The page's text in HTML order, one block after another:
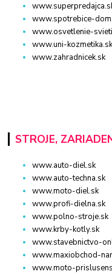
www.spotrebice-
www.osvetlenie-
www.uni-
www.zahradnicek.sk
STROJE,
www.auto-diel.sk
www.auto-techna.sk
www.moto-diel.sk
www.profi-dielna.sk
www.polno-stroje.sk
www.krby-kotly.sk
www.stavebnictvo-
www.maxiobchod-
www.moto-